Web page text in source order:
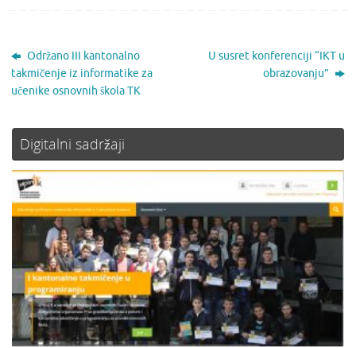
Održano III kantonalno
takmičenje iz informatike za
učenike osnovnih škola TK
U susret konferenciji “IKT u
obrazovanju”
Digitalni sadržaji